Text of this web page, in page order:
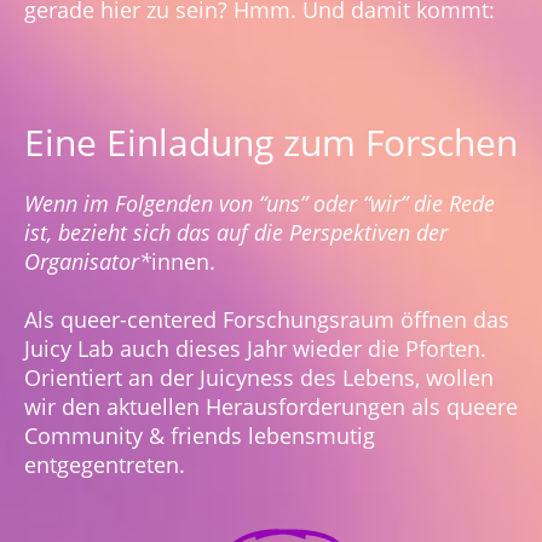
?
gerade hier zu sein? Hmm. Und damit kommt:
Eine Einladung zum Forschen
Wenn im Folgenden von “uns” oder “wir” die Rede
ist, bezieht sich das auf die Perspektiven der
Organisator*innen.
Als queer-centered Forschungsraum öffnen das
Juicy Lab auch dieses Jahr wieder die Pforten.
Orientiert an der Juicyness des Lebens, wollen
wir den aktuellen Herausforderungen als queere
Community & friends lebensmutig
entgegentreten.